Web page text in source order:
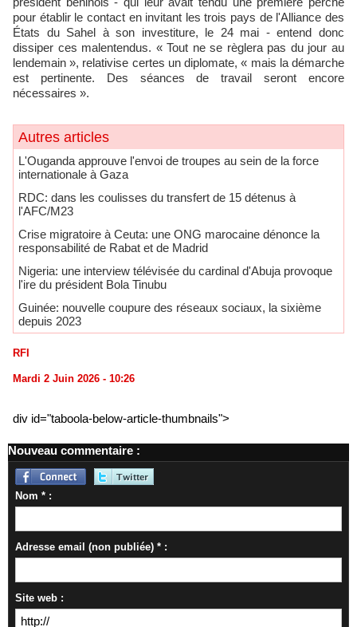
pour établir le contact en invitant les trois pays de l'Alliance des
États du Sahel à son investiture, le 24 mai - entend donc
dissiper ces malentendus. « Tout ne se règlera pas du jour au
lendemain », relativise certes un diplomate, « mais la démarche
est pertinente. Des séances de travail seront encore
nécessaires ».
Autres articles
L'Ouganda approuve l'envoi de troupes au sein de la force
internationale à Gaza
RDC: dans les coulisses du transfert de 15 détenus à
l'AFC/M23
Crise migratoire à Ceuta: une ONG marocaine dénonce la
responsabilité de Rabat et de Madrid
Nigeria: une interview télévisée du cardinal d'Abuja provoque
l'ire du président Bola Tinubu
Guinée: nouvelle coupure des réseaux sociaux, la sixième
depuis 2023
RFI
Mardi 2 Juin 2026 - 10:26
div id="taboola-below-article-thumbnails">
Nouveau commentaire :
Nom * :
Adresse email (non publiée) * :
Site web :